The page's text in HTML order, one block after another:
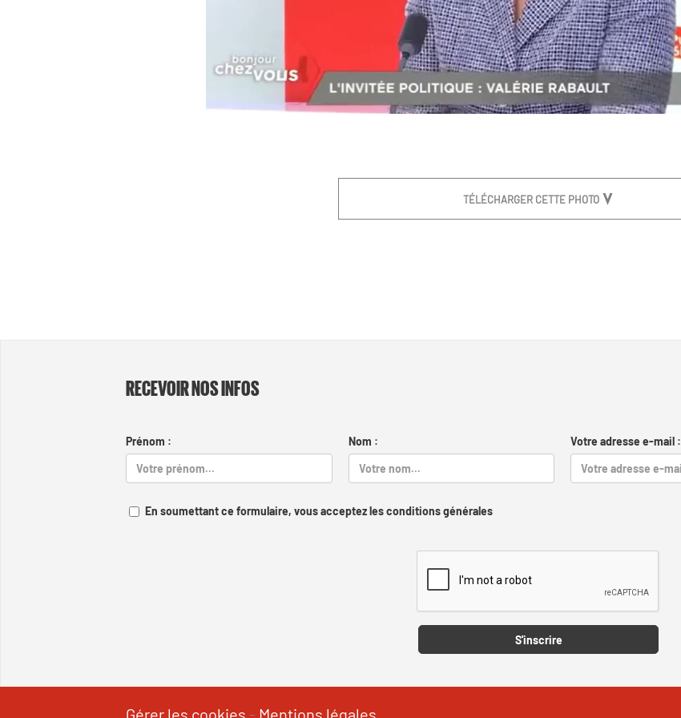
TÉLÉCHARGER CETTE PHOTO
RECEVOIR NOS INFOS
Prénom : Nom : Votre adresse e-mail :
En soumettant ce formulaire, vous acceptez les conditions générales
S'inscrire
Gérer les cookies - Mentions légales